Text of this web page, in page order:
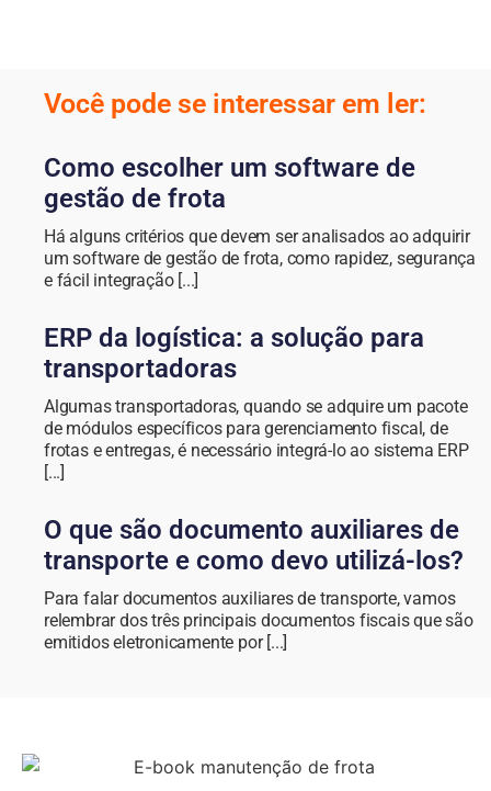
Você pode se interessar em ler:
Como escolher um software de
gestão de frota
Há alguns critérios que devem ser analisados ao adquirir
um software de gestão de frota, como rapidez, segurança
e fácil integração [...]
ERP da logística: a solução para
transportadoras
Algumas transportadoras, quando se adquire um pacote
de módulos específicos para gerenciamento fiscal, de
frotas e entregas, é necessário integrá-lo ao sistema ERP
[...]
O que são documento auxiliares de
transporte e como devo utilizá-los?
Para falar documentos auxiliares de transporte, vamos
relembrar dos três principais documentos fiscais que são
emitidos eletronicamente por [...]